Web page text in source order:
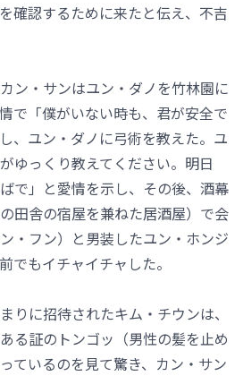
確認するために来たと伝え、不吉
ン・サンはユン・ダノを竹林園に
で「僕がいない時も、君が安全で
、ユン・ダノに弓術を教えた。ユ
ゆっくり教えてください。明日
で」と愛情を示し、その後、酒幕
田舎の宿屋を兼ねた居酒屋）で会
・フン）と男装したユン・ホンジ
でもイチャイチャした。
りに招待されたキム・チウンは、
る証のトンゴッ（男性の髪を止め
ているのを見て驚き、カン・サン